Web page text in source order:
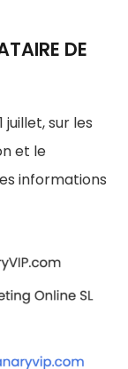
DE
sur les
et le
informations